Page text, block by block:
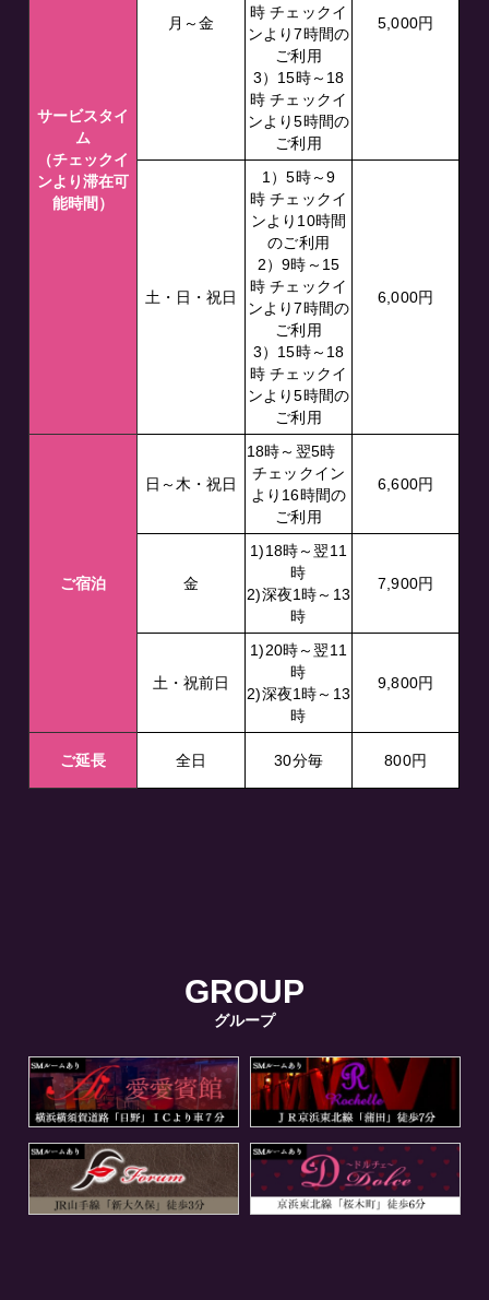
サービスタイ
ム
（チェックイ
ンより滞在可
能時間）
月～金
時 チェックイ
ンより7時間の
ご利用
3）15時～18
時 チェックイ
ンより5時間の
ご利用
5,000円
土・日・祝日
1）5時～9
時 チェックイ
ンより10時間
のご利用
2）9時～15
時 チェックイ
ンより7時間の
ご利用
3）15時～18
時 チェックイ
ンより5時間の
ご利用
6,000円
ご宿泊
日～木・祝日
18時～翌5時
チェックイン
より16時間の
ご利用
6,600円
金
1)18時～翌11
時
2)深夜1時～13
時
7,900円
土・祝前日
1)20時～翌11
時
2)深夜1時～13
時
9,800円
ご延長 全日 30分毎 800円
GROUP
グループ